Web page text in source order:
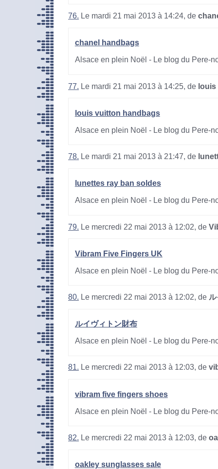
76. Le mardi 21 mai 2013 à 14:24, de
chanel handbags
Alsace en plein Noël - Le blog du Pere-
77. Le mardi 21 mai 2013 à 14:25, de
louis vuitton handbags
Alsace en plein Noël - Le blog du Pere-
78. Le mardi 21 mai 2013 à 21:47, de
lunettes ray ban soldes
Alsace en plein Noël - Le blog du Pere-
79. Le mercredi 22 mai 2013 à 12:02, de
Vibram Five Fingers UK
Alsace en plein Noël - Le blog du Pere-
80. Le mercredi 22 mai 2013 à 12:02, de
ルイヴィトン財布
Alsace en plein Noël - Le blog du Pere-
81. Le mercredi 22 mai 2013 à 12:03, de
vibram five fingers shoes
Alsace en plein Noël - Le blog du Pere-
82. Le mercredi 22 mai 2013 à 12:03, de
oakley sunglasses sale